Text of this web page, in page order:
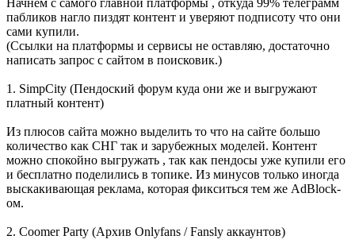
пабликов нагло пиздят контент и уверяют подписоту что они
сами купили.
(Ссылки на платформы и сервисы не оставляю, достаточно
написать запрос с сайтом в поисковик.)
1. SimpCity (Пендоский форум куда они же и выгружают
платный контент)
Из плюсов сайта можно выделить то что на сайте большо
количество как СНГ так и зарубежных моделей. Контент
можно спокойно выгружать , так как пендосы уже купили его
и бесплатно поделились в топике. Из минусов только иногда
выскакивающая реклама, которая фикситься тем же AdBlock-
ом.
2. Сoomer Party (Архив Onlyfans / Fansly аккаунтов)